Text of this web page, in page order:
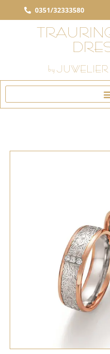
0351/32333580
by